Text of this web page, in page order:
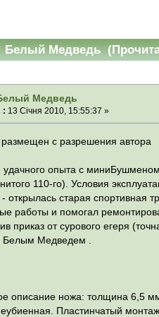
Медведь
Медведь
: 13 Січня 2010, 15:55:37 »
размещен с разрешения автора
удачного опыта с
110-го). Условия
открылась старая спортивная
работы и помогал
приказ от сурового егеря
Белым Медведем .
описание ножа: толщина 6,5
Пластинчатый